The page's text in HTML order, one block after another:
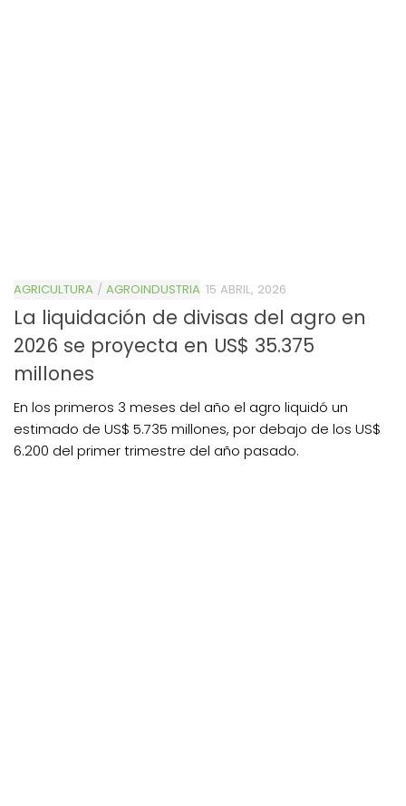
AGRICULTURA / AGROINDUSTRIA 15 ABRIL, 2026
La liquidación de divisas del agro en
2026 se proyecta en US$ 35.375
millones
En los primeros 3 meses del año el agro liquidó un
estimado de US$ 5.735 millones, por debajo de los US$
6.200 del primer trimestre del año pasado.